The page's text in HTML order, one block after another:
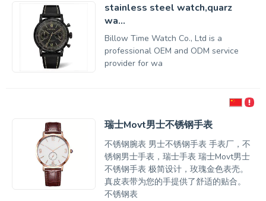
stainless steel watch,quarz
wa...
Billow Time Watch Co., Ltd is a
professional OEM and ODM service
provider for wa
瑞士Movt男士不锈钢手表
不锈钢腕表 男士不锈钢手表 手表厂，不
锈钢男士手表，瑞士手表 瑞士Movt男士
不锈钢手表 极简设计，玫瑰金色表壳。
真皮表带为您的手提供了舒适的贴合。
不锈钢表